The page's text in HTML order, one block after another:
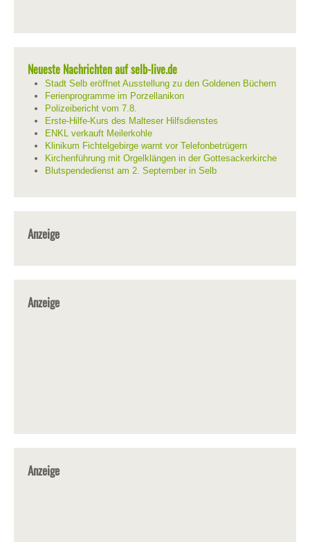
Neueste Nachrichten auf selb-live.de
Stadt Selb eröffnet Ausstellung zu den Goldenen Büchern
Ferienprogramme im Porzellanikon
Polizeibericht vom 7.8.
Erste-Hilfe-Kurs des Malteser Hilfsdienstes
ENKL verkauft Meilerkohle
Klinikum Fichtelgebirge warnt vor Telefonbetrügern
Kirchenführung mit Orgelklängen in der Gottesackerkirche
Blutspendedienst am 2. September in Selb
Anzeige
Anzeige
Anzeige